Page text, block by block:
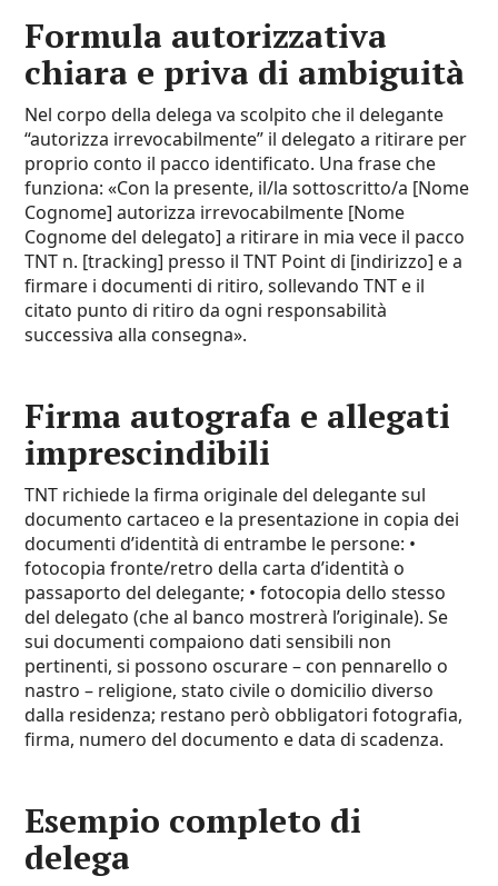
Formula autorizzativa
chiara e priva di ambiguità
Nel corpo della delega va scolpito che il delegante
“autorizza irrevocabilmente” il delegato a ritirare per
proprio conto il pacco identificato. Una frase che
funziona: «Con la presente, il/la sottoscritto/a [Nome
Cognome] autorizza irrevocabilmente [Nome
Cognome del delegato] a ritirare in mia vece il pacco
TNT n. [tracking] presso il TNT Point di [indirizzo] e a
firmare i documenti di ritiro, sollevando TNT e il
citato punto di ritiro da ogni responsabilità
successiva alla consegna».
Firma autografa e allegati
imprescindibili
TNT richiede la firma originale del delegante sul
documento cartaceo e la presentazione in copia dei
documenti d’identità di entrambe le persone: •
fotocopia fronte/retro della carta d’identità o
passaporto del delegante; • fotocopia dello stesso
del delegato (che al banco mostrerà l’originale). Se
sui documenti compaiono dati sensibili non
pertinenti, si possono oscurare – con pennarello o
nastro – religione, stato civile o domicilio diverso
dalla residenza; restano però obbligatori fotografia,
firma, numero del documento e data di scadenza.
Esempio completo di
delega